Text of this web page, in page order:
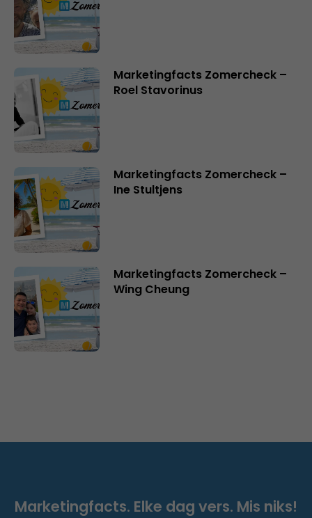
Marketingfacts Zomercheck –
Roel Stavorinus
Marketingfacts Zomercheck –
Ine Stultjens
Marketingfacts Zomercheck –
Wing Cheung
Marketingfacts. Elke dag vers. Mis niks!